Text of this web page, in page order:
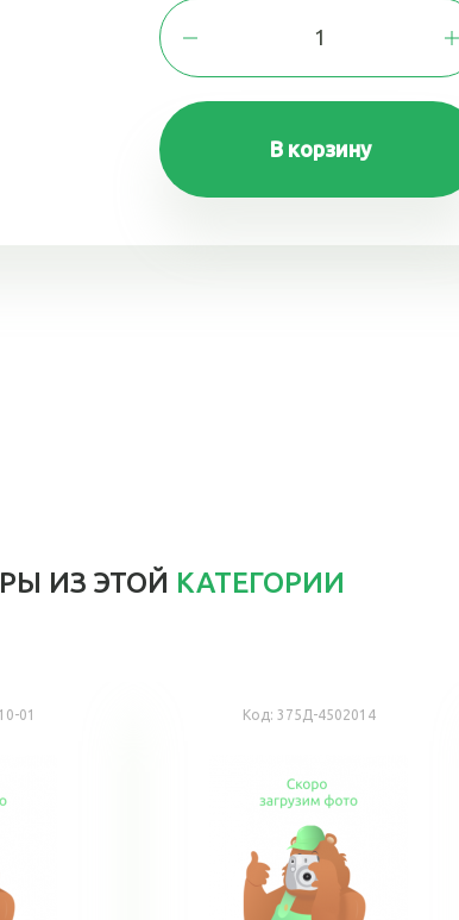
В корзину
ИЗ ЭТОЙ КАТЕГОРИИ
01 Код: 375Д-4502014